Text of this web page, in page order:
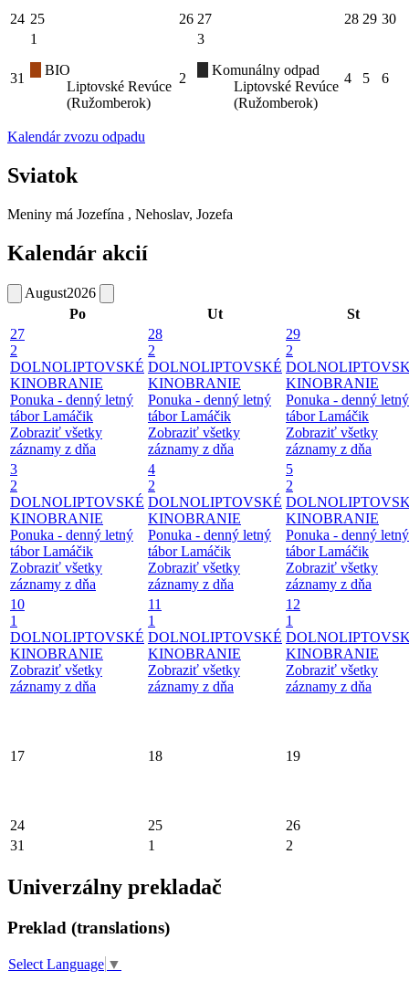
24 25 26 27 28 29 30
31
1
BIO
Liptovské Revúce
(Ružomberok)
2
3
Komunálny odpad
Liptovské Revúce
(Ružomberok)
4 5 6
Kalendár zvozu odpadu
Sviatok
Meniny má Jozefína , Nehoslav, Jozefa
Kalendár akcií
August2026
Po
Ut
St
27
2
DOLNOLIPTOVSKÉ
KINOBRANIE
Ponuka - denný letný
tábor Lamáčik
Zobraziť všetky
záznamy z dňa
28
2
DOLNOLIPTOVSKÉ
KINOBRANIE
Ponuka - denný letný
tábor Lamáčik
Zobraziť všetky
záznamy z dňa
29
2
KINOBRANIE
Ponuka - denný letný
tábor Lamáčik
Zobraziť všetky
záznamy z dňa
3
2
DOLNOLIPTOVSKÉ
KINOBRANIE
Ponuka - denný letný
tábor Lamáčik
Zobraziť všetky
záznamy z dňa
4
2
DOLNOLIPTOVSKÉ
KINOBRANIE
Ponuka - denný letný
tábor Lamáčik
Zobraziť všetky
záznamy z dňa
5
2
KINOBRANIE
Ponuka - denný letný
tábor Lamáčik
Zobraziť všetky
záznamy z dňa
10
1
DOLNOLIPTOVSKÉ
KINOBRANIE
Zobraziť všetky
záznamy z dňa
11
1
DOLNOLIPTOVSKÉ
KINOBRANIE
Zobraziť všetky
záznamy z dňa
12
1
KINOBRANIE
Zobraziť všetky
záznamy z dňa
17 18 19
24 25
26
31
1 2
Univerzálny prekladač
Preklad (translations)
Select Language ▼